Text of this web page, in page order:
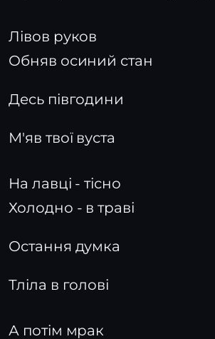
Лівов руков
Обняв осиний стан
Десь півгодини
М'яв твої вуста
На лавці - тісно
Холодно - в траві
Остання думка
Тліла в голові
А потім мрак